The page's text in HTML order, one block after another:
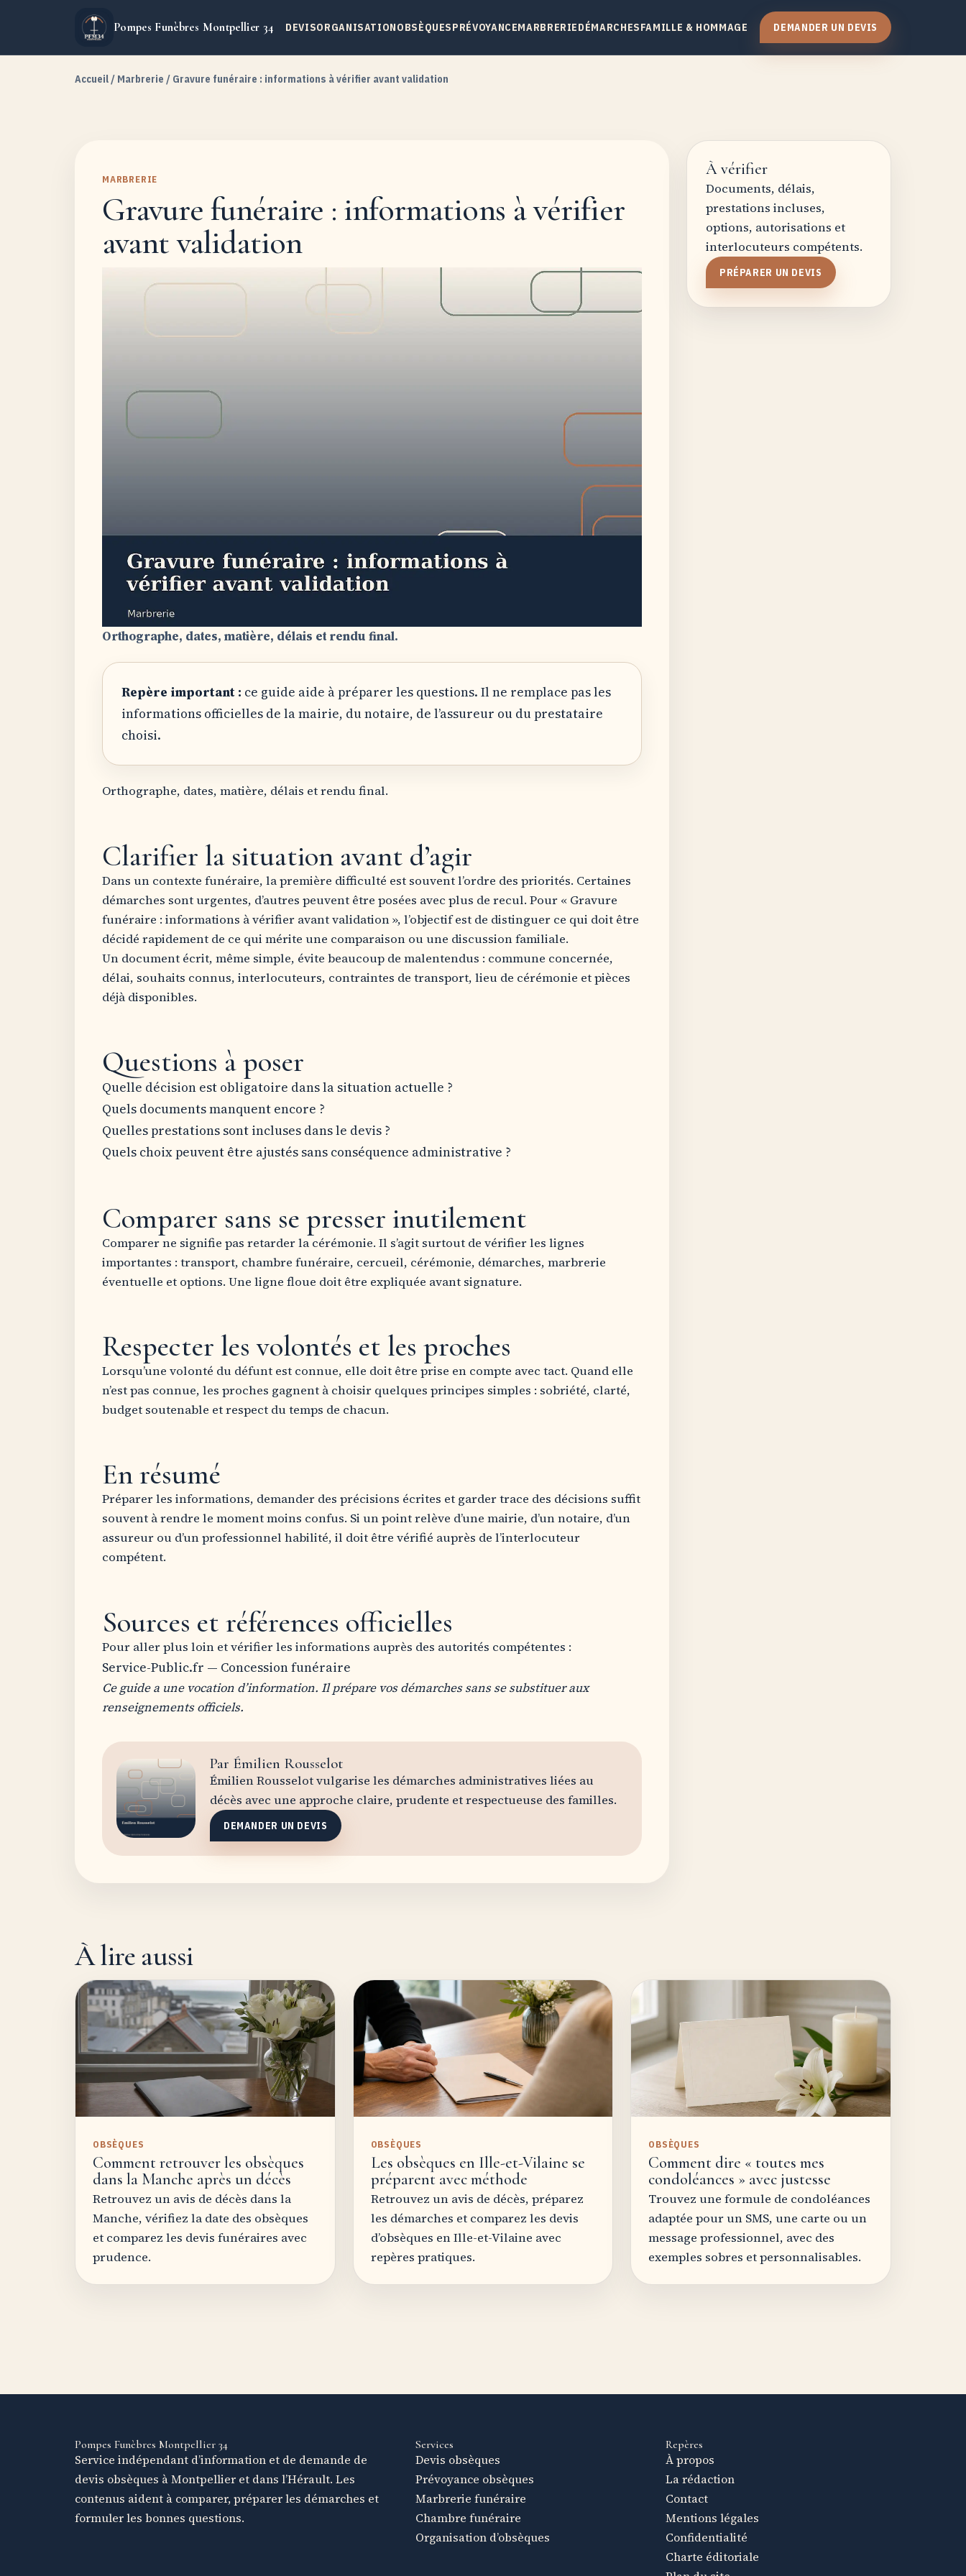
Pompes Funèbres Montpellier 34 DEVISORGANISATIONOBSÈQUESPRÉVOYANCEMARBRERIEDÉMARCHESFAMILLE & HOMMAGE DEMANDER UN DEVIS
Accueil / Marbrerie / Gravure funéraire : informations à vérifier avant validation
MARBRERIE
Gravure funéraire : informations à vérifier
avant validation
Orthographe, dates, matière, délais et rendu final.
Repère important : ce guide aide à préparer les questions. Il ne remplace pas les
informations officielles de la mairie, du notaire, de l’assureur ou du prestataire
choisi.
Orthographe, dates, matière, délais et rendu final.
Clarifier la situation avant d’agir
Dans un contexte funéraire, la première difficulté est souvent l’ordre des priorités. Certaines
démarches sont urgentes, d’autres peuvent être posées avec plus de recul. Pour « Gravure
funéraire : informations à vérifier avant validation », l’objectif est de distinguer ce qui doit être
décidé rapidement de ce qui mérite une comparaison ou une discussion familiale.
Un document écrit, même simple, évite beaucoup de malentendus : commune concernée,
délai, souhaits connus, interlocuteurs, contraintes de transport, lieu de cérémonie et pièces
déjà disponibles.
Questions à poser
Quelle décision est obligatoire dans la situation actuelle ?
Quels documents manquent encore ?
Quelles prestations sont incluses dans le devis ?
Quels choix peuvent être ajustés sans conséquence administrative ?
Comparer sans se presser inutilement
Comparer ne signifie pas retarder la cérémonie. Il s’agit surtout de vérifier les lignes
importantes : transport, chambre funéraire, cercueil, cérémonie, démarches, marbrerie
éventuelle et options. Une ligne floue doit être expliquée avant signature.
Respecter les volontés et les proches
Lorsqu’une volonté du défunt est connue, elle doit être prise en compte avec tact. Quand elle
n’est pas connue, les proches gagnent à choisir quelques principes simples : sobriété, clarté,
budget soutenable et respect du temps de chacun.
En résumé
Préparer les informations, demander des précisions écrites et garder trace des décisions suffit
souvent à rendre le moment moins confus. Si un point relève d’une mairie, d’un notaire, d’un
assureur ou d’un professionnel habilité, il doit être vérifié auprès de l’interlocuteur
compétent.
Sources et références officielles
Pour aller plus loin et vérifier les informations auprès des autorités compétentes :
Service-Public.fr — Concession funéraire
Ce guide a une vocation d’information. Il prépare vos démarches sans se substituer aux
renseignements officiels.
Par Émilien Rousselot
Émilien Rousselot vulgarise les démarches administratives liées au
décès avec une approche claire, prudente et respectueuse des familles.
DEMANDER UN DEVIS
À vérifier
Documents, délais,
prestations incluses,
options, autorisations et
interlocuteurs compétents.
PRÉPARER UN DEVIS
À lire aussi
OBSÈQUES
Comment retrouver les obsèques
dans la Manche après un décès
Retrouvez un avis de décès dans la
Manche, vérifiez la date des obsèques
et comparez les devis funéraires avec
prudence.
OBSÈQUES
Les obsèques en Ille-et-Vilaine se
préparent avec méthode
Retrouvez un avis de décès, préparez
les démarches et comparez les devis
d’obsèques en Ille-et-Vilaine avec
repères pratiques.
OBSÈQUES
Comment dire « toutes mes
condoléances » avec justesse
Trouvez une formule de condoléances
adaptée pour un SMS, une carte ou un
message professionnel, avec des
exemples sobres et personnalisables.
Pompes Funèbres Montpellier 34
Service indépendant d’information et de demande de
devis obsèques à Montpellier et dans l’Hérault. Les
contenus aident à comparer, préparer les démarches et
formuler les bonnes questions.
Services
Devis obsèques
Prévoyance obsèques
Marbrerie funéraire
Chambre funéraire
Organisation d’obsèques
Repères
À propos
La rédaction
Contact
Mentions légales
Confidentialité
Charte éditoriale